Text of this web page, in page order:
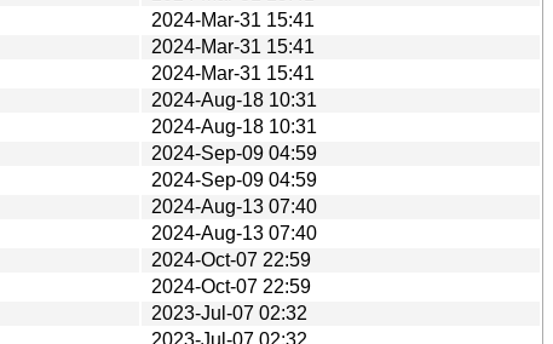
2024-Mar-31 15:41
2024-Mar-31 15:41
2024-Mar-31 15:41
2024-Aug-18 10:31
2024-Aug-18 10:31
2024-Sep-09 04:59
2024-Sep-09 04:59
2024-Aug-13 07:40
2024-Aug-13 07:40
2024-Oct-07 22:59
2024-Oct-07 22:59
2023-Jul-07 02:32
2023-Jul-07 02:32